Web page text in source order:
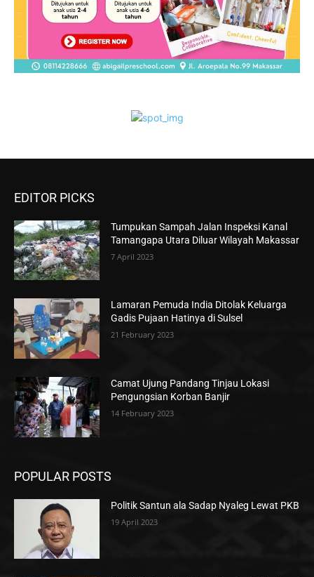
EDITOR PICKS
Tumpukan Sampah Jalan Inspeksi Kanal
Tamangapa Utara Diluar Wilayah Makassar
7 April 2023
Lamaran Pemuda India Ditolak Keluarga
Gadis Pujaan Hatinya di Sulsel
21 February 2023
Camat Ujung Pandang Tinjau Lokasi
Pengungsian Korban Banjir
14 February 2023
POPULAR POSTS
Politik Santun ala Sadap Nyaleg Lewat PKB
19 April 2023